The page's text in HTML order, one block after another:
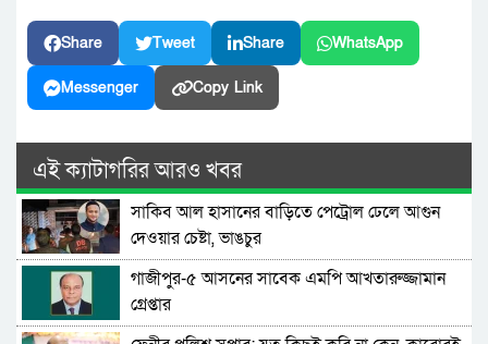
Share Tweet Share WhatsApp
Messenger Copy Link
এই ক্যাটাগরির আরও খবর
সাকিব আল হাসানের বাড়িতে পেট্রোল ঢেলে আগুন
দেওয়ার চেষ্টা, ভাঙচুর
গাজীপুর-৫ আসনের সাবেক এমপি আখতারুজ্জামান
গ্রেপ্তার